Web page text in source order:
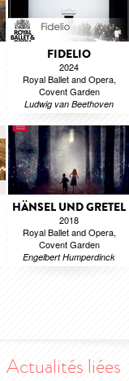
FIDELIO
2024
Royal Ballet and Opera,
Covent Garden
Ludwig van Beethoven
HÄNSEL UND GRETEL
2018
Royal Ballet and Opera,
Covent Garden
Engelbert Humperdinck
Actualités liées